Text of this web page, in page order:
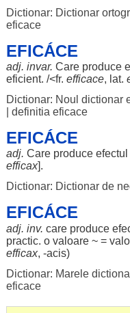
Dictionar: Dictionar
eficace
EFICÁCE
adj. invar. Care produce
eficient. /<fr. efficace, lat.
Dictionar: Noul dictionar
definitia eficace
EFICÁCE
adj. Care produce efectul
efficax].
Dictionar: Dictionar de
EFICÁCE
adj. inv. care produce
practic. o valoare~ =
efficax, -acis)
Dictionar: Marele
eficace